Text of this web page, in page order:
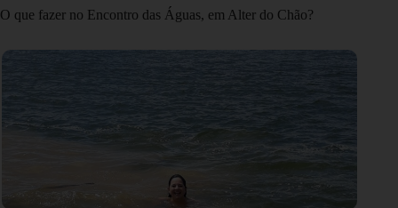
O que fazer no Encontro das Águas, em Alter do Chão?